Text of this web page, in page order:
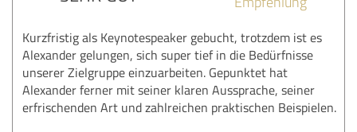
Kurzfristig als Keynotespeaker gebucht, trotzdem ist es
Alexander gelungen, sich super tief in die Bedürfnisse
unserer Zielgruppe einzuarbeiten. Gepunktet hat
Alexander ferner mit seiner klaren Aussprache, seiner
erfrischenden Art und zahlreichen praktischen Beispielen.